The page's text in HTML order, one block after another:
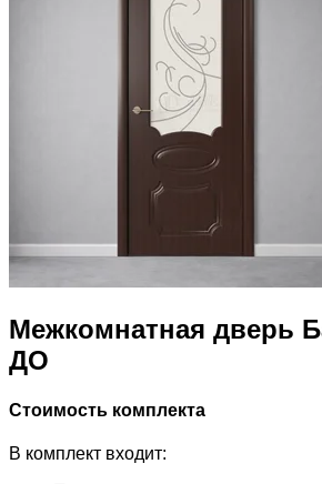
Межкомнатная дверь
ДО
Стоимость комплекта
В комплект входит: